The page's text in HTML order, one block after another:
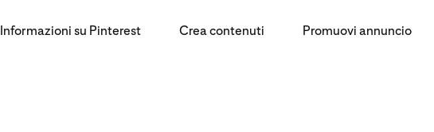
Informazioni su Pinterest Crea contenuti Promuovi annuncio